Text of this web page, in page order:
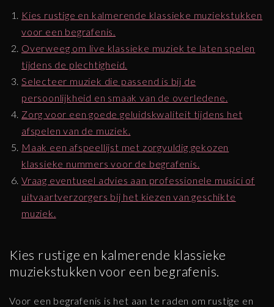
Kies rustige en kalmerende klassieke muziekstukken
voor een begrafenis.
Overweeg om live klassieke muziek te laten spelen
tijdens de plechtigheid.
Selecteer muziek die passend is bij de
persoonlijkheid en smaak van de overledene.
Zorg voor een goede geluidskwaliteit tijdens het
afspelen van de muziek.
Maak een afspeellijst met zorgvuldig gekozen
klassieke nummers voor de begrafenis.
Vraag eventueel advies aan professionele musici of
uitvaartverzorgers bij het kiezen van geschikte
muziek.
Kies rustige en kalmerende klassieke
muziekstukken voor een begrafenis.
Voor een begrafenis is het aan te raden om rustige en